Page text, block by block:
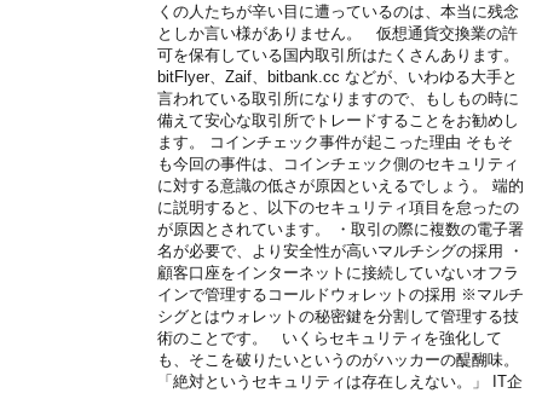
くの人たちが辛い目に遭っているのは、本当に残念
としか言い様がありません。 仮想通貨交換業の許
可を保有している国内取引所はたくさんあります。
bitFlyer、Zaif、bitbank.cc などが、いわゆる大手と
言われている取引所になりますので、もしもの時に
備えて安心な取引所でトレードすることをお勧めし
ます。 コインチェック事件が起こった理由 そもそ
も今回の事件は、コインチェック側のセキュリティ
に対する意識の低さが原因といえるでしょう。 端的
に説明すると、以下のセキュリティ項目を怠ったの
が原因とされています。 ・取引の際に複数の電子署
名が必要で、より安全性が高いマルチシグの採用 ・
顧客口座をインターネットに接続していないオフラ
インで管理するコールドウォレットの採用 ※マルチ
シグとはウォレットの秘密鍵を分割して管理する技
術のことです。 いくらセキュリティを強化して
も、そこを破りたいというのがハッカーの醍醐味。
「絶対というセキュリティは存在しえない。」 IT企